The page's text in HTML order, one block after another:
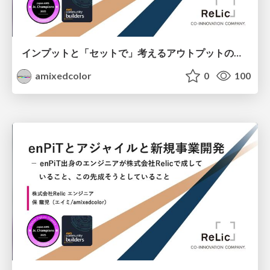
インプットと「セットで」考えるアウトプットのすすめ
amixedcolor
0 100